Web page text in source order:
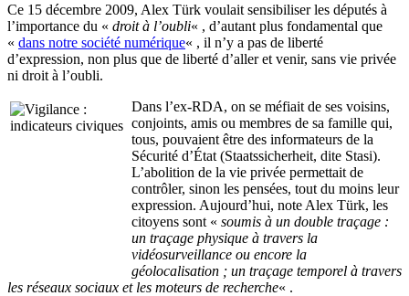
Ce 15 décembre 2009, Alex Türk voulait sensibiliser les députés à
l’importance du « droit à l’oubli« , d’autant plus fondamental que
« dans notre société numérique« , il n’y a pas de liberté
d’expression, non plus que de liberté d’aller et venir, sans vie privée
ni droit à l’oubli.
Dans l’ex-RDA, on se méfiait de ses voisins,
conjoints, amis ou membres de sa famille qui,
tous, pouvaient être des informateurs de la
Sécurité d’État (Staatssicherheit, dite Stasi).
L’abolition de la vie privée permettait de
contrôler, sinon les pensées, tout du moins leur
expression. Aujourd’hui, note Alex Türk, les
citoyens sont « soumis à un double traçage :
un traçage physique à travers la
vidéosurveillance ou encore la
géolocalisation ; un traçage temporel à travers
les réseaux sociaux et les moteurs de recherche« .